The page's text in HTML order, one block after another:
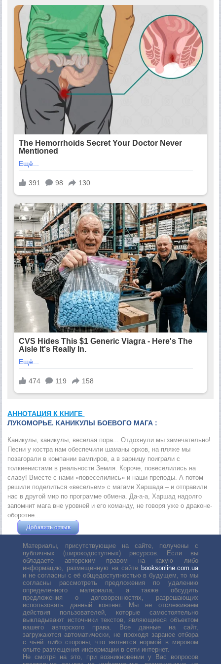
АННОТАЦИЯ К КНИГЕ
ЛУКОМОРЬЕ. КАНИКУЛЫ БОЕВОГО МАГА :
Каникулы, каникулы, веселая пора... Отдохнули мы замечательно!
Песни у костра нам обеспечили шаманы орков, на пляже мы
позагорали в компании вампиров, а в зарницу поиграли с
толкиенистами в реальности Земля. Короче, повеселились на
славу! Вместе с нами «повеселились» и наши преподы. А потом
решили поделиться «весельем» с магами Харшада – и отправили
нас в другой мир по программе обмена. Да-а-а, Харшад надолго
запомнит мага вне уровней и его команду, не говоря уже о драконе-
оборотне...
Добавить отзыв
Материалы, присутствующие на сайте, получены с
публичных (широкодоступных) ресурсов. Если вы
обладаете авторским правом на какую либо
информацию, размещенную на сайте booksonline.com.ua
и не согласны с её общедоступностью в будущем, то мы
согласны рассмотреть предложения по удалению
определенного материала, а также обсудить
предложения о договоренностях, разрешающих
использовать данный контент. Мы не отслеживаем
действия пользователей, которые самостоятельно
выкладывают источники текстов, являющиеся объектом
вашего авторского права. Все данные на сайт,
загружаются автоматически, не проходя заранее отбора
с чьей либо стороны, что является нормой в мировом
опыте размещения информации в сети интернет.
Не смотря на это, при возникновении у Вас вопросов